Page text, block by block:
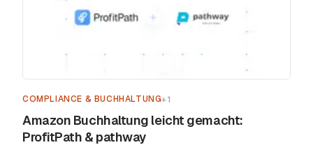
COMPLIANCE & BUCHHALTUNG+1
Amazon Buchhaltung leicht gemacht:
ProfitPath & pathway